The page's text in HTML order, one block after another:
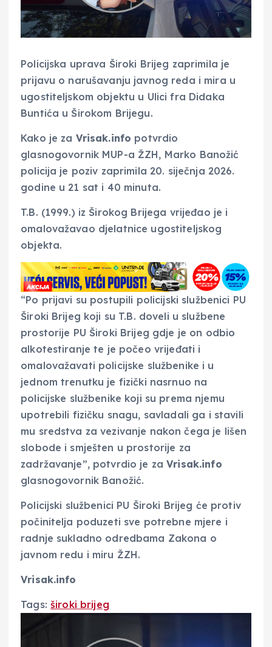
Policijska uprava Široki Brijeg zaprimila je
prijavu o narušavanju javnog reda i mira u
ugostiteljskom objektu u Ulici fra Didaka
Buntića u Širokom Brijegu.
Kako je za Vrisak.info potvrdio
glasnogovornik MUP-a ŽZH, Marko Banožić
policija je poziv zaprimila 20. siječnja 2026.
godine u 21 sat i 40 minuta.
T.B. (1999.) iz Širokog Brijega vrijeđao je i
omalovažavao djelatnice ugostiteljskog
objekta.
“Po prijavi su postupili policijski službenici PU
Široki Brijeg koji su T.B. doveli u službene
prostorije PU Široki Brijeg gdje je on odbio
alkotestiranje te je počeo vrijeđati i
omalovažavati policijske službenike i u
jednom trenutku je fizički nasrnuo na
policijske službenike koji su prema njemu
upotrebili fizičku snagu, savladali ga i stavili
mu sredstva za vezivanje nakon čega je lišen
slobode i smješten u prostorije za
zadržavanje”, potvrdio je zaVrisak.info
glasnogovornik Banožić.
Policijski službenici PU Široki Brijeg će protiv
počinitelja poduzeti sve potrebne mjere i
radnje sukladno odredbama Zakona o
javnom redu i miru ŽZH.
Vrisak.info
Tags: široki brijeg